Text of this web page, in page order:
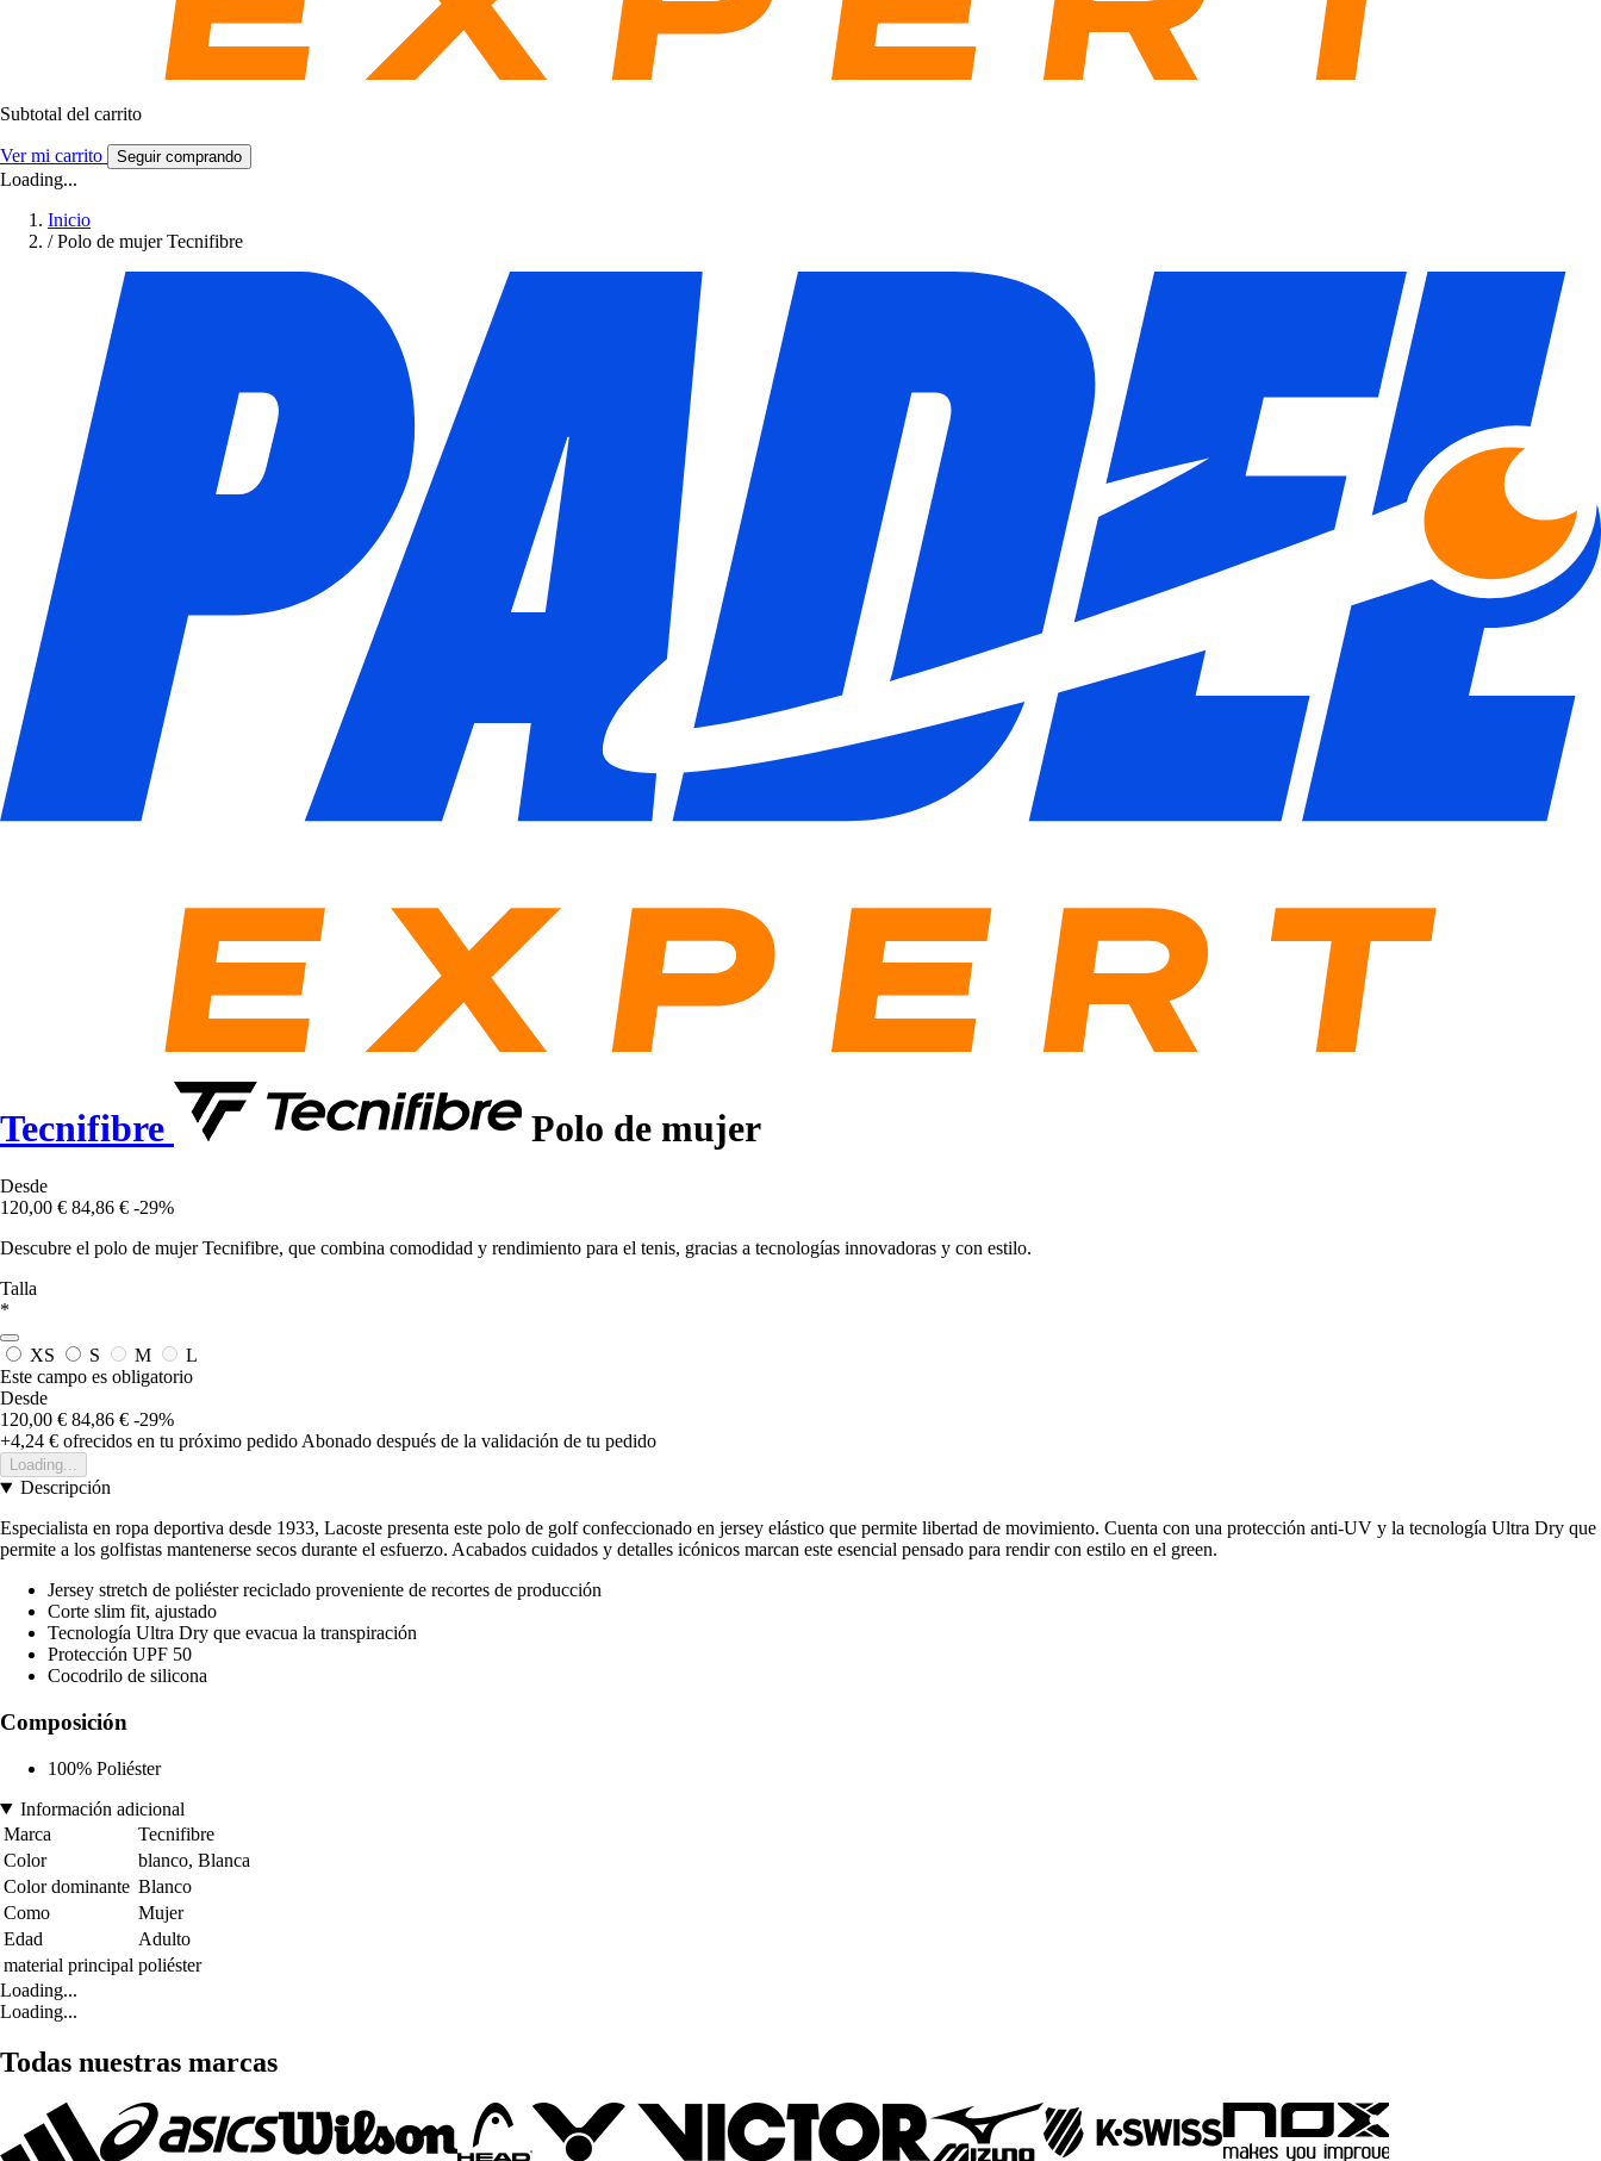
Subtotal del carrito
Ver mi carrito Seguir comprando
Loading...
Inicio
/ Polo de mujer Tecnifibre
Tecnifibre Polo de mujer
Desde
120,00 € 84,86 € -29%
Descubre el polo de mujer Tecnifibre, que combina comodidad y rendimiento para el tenis, gracias a tecnologías innovadoras y con estilo.
Talla
*
XS S M
L
Este campo es obligatorio
Desde
120,00 € 84,86 € -29%
+4,24 € ofrecidos en tu próximo pedidoAbonado después de la validación de tu pedido
Loading...
Descripción
Especialista en ropa deportiva desde 1933, Lacoste presenta este polo de golf confeccionado en jersey elástico que permite libertad de movimiento. Cuenta con una protección anti-UV y la tecnología Ultra Dry que
permite a los golfistas mantenerse secos durante el esfuerzo. Acabados cuidados y detalles icónicos marcan este esencial pensado para rendir con estilo en el green.
Jersey stretch de poliéster reciclado proveniente de recortes de producción
Corte slim fit, ajustado
Tecnología Ultra Dry que evacua la transpiración
Protección UPF 50
Cocodrilo de silicona
Composición
100% Poliéster
Información adicional
Marca
Tecnifibre
Color
blanco, Blanca
Color dominante Blanco
Como
Mujer
Edad
Adulto
material principal poliéster
Loading...
Loading...
Todas nuestras marcas